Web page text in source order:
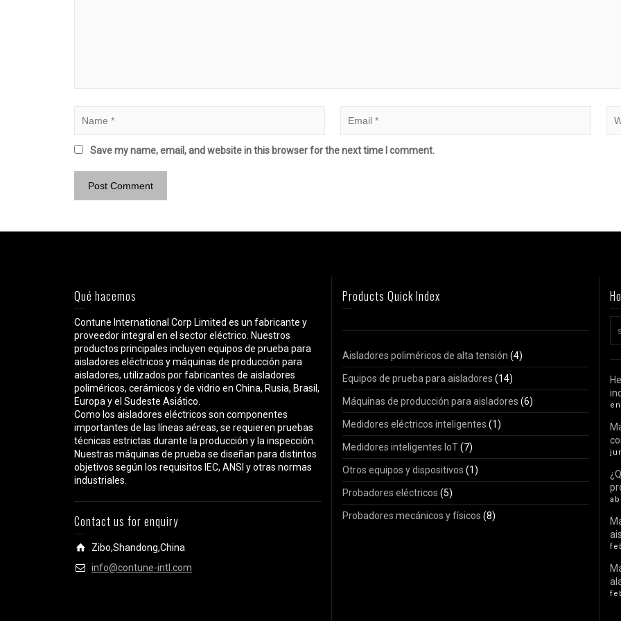
Save my name, email, and website in this browser for the next time I comment.
Qué hacemos
Contune International Corp Limited es un fabricante y
proveedor integral en el sector eléctrico. Nuestros
productos principales incluyen equipos de prueba para
aisladores eléctricos y máquinas de producción para
aisladores, utilizados por fabricantes de aisladores
poliméricos, cerámicos y de vidrio en China, Rusia, Brasil,
Europa y el Sudeste Asiático.
Como los aisladores eléctricos son componentes
importantes de las líneas aéreas, se requieren pruebas
técnicas estrictas durante la producción y la inspección.
Nuestras máquinas de prueba se diseñan para distintos
objetivos según los requisitos IEC, ANSI y otras normas
industriales.
Contact us for enquiry
Zibo,Shandong,China
info@contune-intl.com
Products Quick Index
Aisladores poliméricos de alta tensión (4)
Equipos de prueba para aisladores (14)
Máquinas de producción para aisladores (6)
Medidores eléctricos inteligentes (1)
Medidores inteligentes IoT(7)
Otros equipos y dispositivos (1)
Probadores eléctricos (5)
Probadores mecánicos y físicos (8)